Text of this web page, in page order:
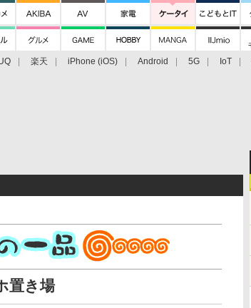
楽天 iPhone (iOS) Android 5G IoT
置き場